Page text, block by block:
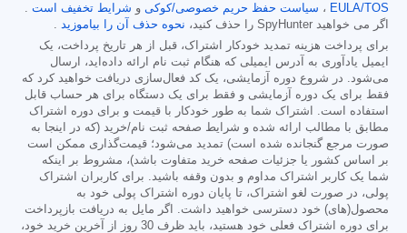
EULA/TOS ، سیاست حفظ حریم خصوصی/کوکی و شرایط تخفیف است
اگر می خواهید SpyHunter را حذف کنید،
نحوه حذف آن را بیاموزید
برای پرداخت هزینه تمدید خودکار اشتراک، قبل از هر تاریخ پرداخت، یک
ایمیل یادآوری به آدرس ایمیلی که هنگام ثبت نام ارائه داده‌اید، ارسال
می‌شود. در شروع دوره آزمایشی، یک کد فعال‌سازی دریافت خواهید کرد که
فقط برای یک دوره آزمایشی و فقط برای یک دستگاه برای هر حساب قابل
استفاده است. اشتراک شما به طور خودکار با قیمت و برای دوره اشتراک
مطابق با مطالب ارائه شده و شرایط صفحه ثبت نام/خرید (که در اینجا به
صورت مرجع گنجانده شده است) تمدید می‌شود؛ قیمت‌گذاری ممکن است
بر اساس کشور یا جزئیات صفحه خرید متفاوت باشد)، مشروط بر اینکه
شما یک کاربر اشتراک مداوم و بدون وقفه باشید. برای کاربران اشتراک
پولی، در صورت لغو اشتراک، تا پایان دوره اشتراک پولی خود به
محصول(های) خود دسترسی خواهید داشت. اگر مایل به دریافت بازپرداخت
برای دوره اشتراک فعلی خود هستید، باید ظرف 30 روز از آخرین خرید خود،